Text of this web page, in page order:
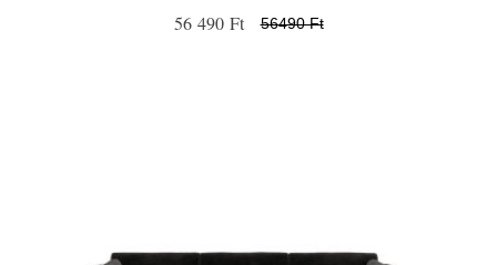
56 490 Ft 56490 Ft